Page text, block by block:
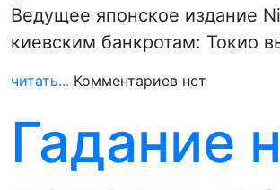
Ведущее японское издание
киевским банкротам: Токио
читать... Комментариев нет
Гадание